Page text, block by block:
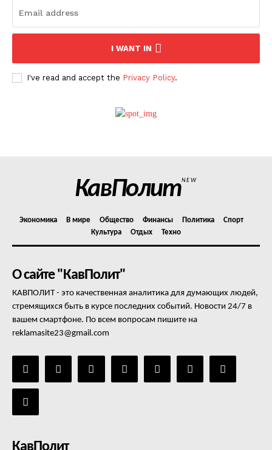
Контакты
I WANT IN
I've read and accept the Privacy Policy.
КавПолитNEW
Экономика В мире Общество Финансы Политика
Спорт
Культура
Отдых Техно
О сайте "КавПолит"
КАВПОЛИТ - это качественная аналитика для думающих людей,
стремящихся быть в курсе последних событий. Новости 24/7 в
вашем смартфоне. По всем вопросам пишите на
reklamasite23@gmail.com